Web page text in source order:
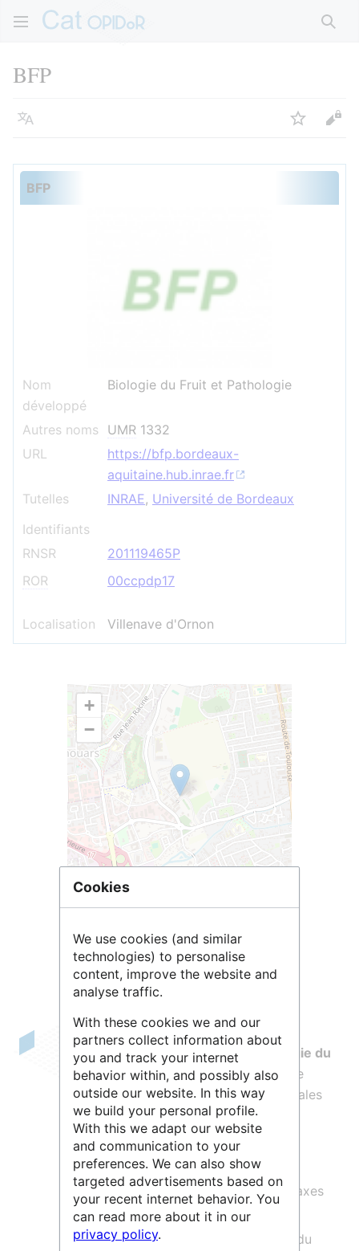
BFP
Langue Suivre
BFP
Nom
développé
Biologie du Fruit et Pathologie
Autres noms UMR 1332
URL
https://bfp.bordeaux-
aquitaine.hub.inrae.fr
Tutelles
INRAE, Université de Bordeaux
Identifiants
RNSR
201119465P
ROR
00ccpdp17
Localisation Villenave d'Ornon
+
−
L'unité mixte de rechercheBFP (Biologie du
Fruit et Pathologie)a pour vocation de
générer des connaissances fondamentales
tout en proposant des pistes pour une
agriculture à la fois résiliente et
respectueuse de l’environnement.
Les recherches s'inscrivent dans trois axes
forts :
L'étude du développement précoce du
Cookies
We use cookies (and similar
technologies) to personalise
content, improve the website and
analyse traffic.
With these cookies we and our
partners collect information about
you and track your internet
behavior within, and possibly also
outside our website. In this way
we build your personal profile.
With this we adapt our website
and communication to your
preferences. We can also show
targeted advertisements based on
your recent internet behavior. You
can read more about it in our
privacy policy.